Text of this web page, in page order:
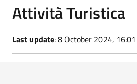
Attività Turistica
Last update: 8 October 2024, 16:01